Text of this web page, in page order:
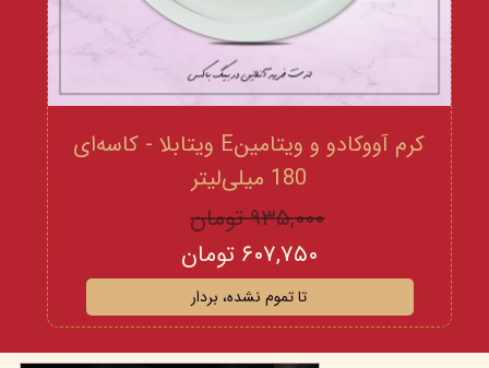
کرم آووکادو و ویتامینE ویتابلا - کاسه‌ای
180 میلی‌لیتر
۹۳۵,۰۰۰ تومان
۶۰۷,۷۵۰ تومان
تا تموم نشده، بردار